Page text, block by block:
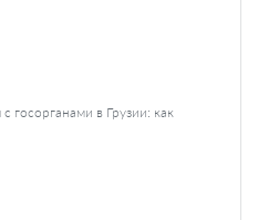
госорганами в Грузии: как